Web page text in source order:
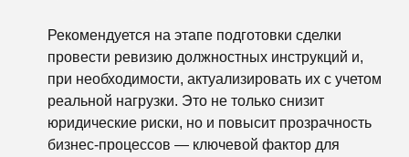
Рекомендуется на этапе подготовки сделки
провести ревизию должностных инструкций и,
при необходимости, актуализировать их с учетом
реальной нагрузки. Это не только снизит
юридические риски, но и повысит прозрачность
бизнес-процессов — ключевой фактор для